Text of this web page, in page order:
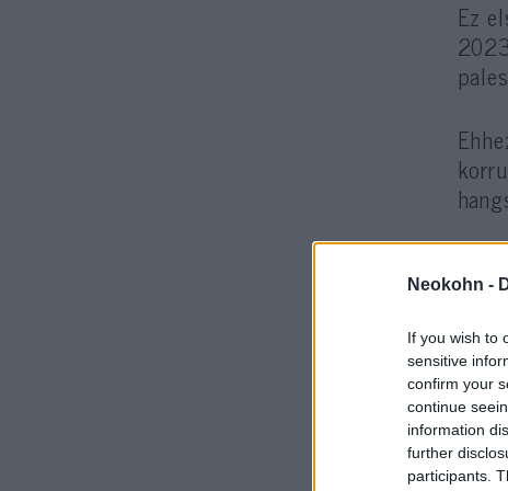
Neokohn -
If you wish to
sensitive
confirm your
continue
information
further
participants.
Ez